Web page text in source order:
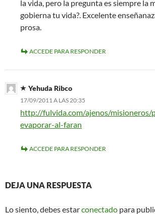
la vida, pero la pregunta es siempre la
gobierna tu vida?. Excelente
prosa.
ACCEDE PARA RESPONDER
Yehuda Ribco
17/09/2011 A LAS 20:35
http://fulvida.com/ajenos/misioneros/
evaporar-al-faran
ACCEDE PARA RESPONDER
DEJA UNA RESPUESTA
Lo siento, debes estarconectado para